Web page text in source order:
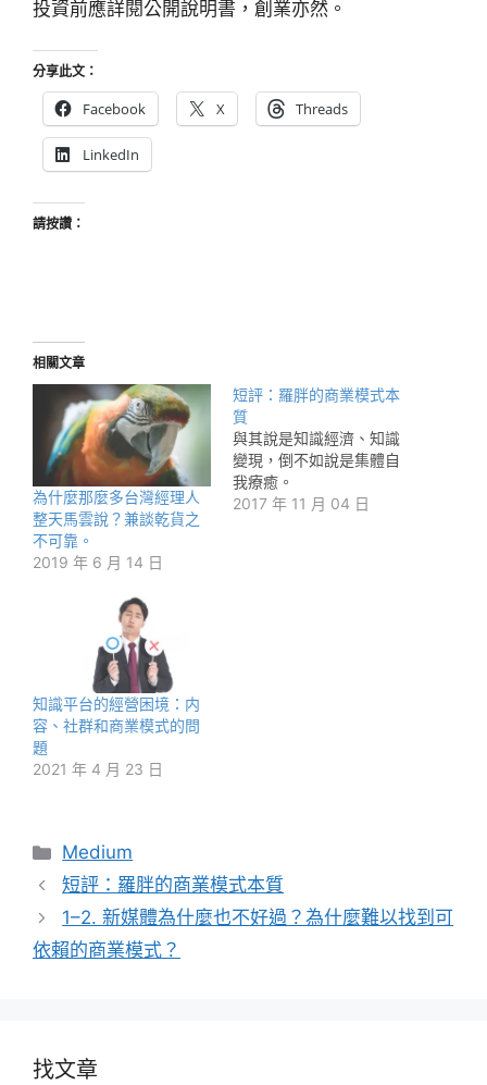
投資前應詳閱公開說明書，創業亦然。
分享此文：
Facebook X Threads
LinkedIn
請按讚：
相關文章
為什麼那麼多台灣經理人
整天馬雲說？兼談乾貨之
不可靠。
2019 年 6 月 14 日
短評：羅胖的商業模式本
質
與其說是知識經濟、知識
變現，倒不如說是集體自
我療癒。
2017 年 11 月 04 日
知識平台的經營困境：内
容、社群和商業模式的問
題
2021 年 4 月 23 日
分
類
Medium
短評：羅胖的商業模式本質
1–2. 新媒體為什麼也不好過？為什麼難以找到可
依賴的商業模式？
找文章